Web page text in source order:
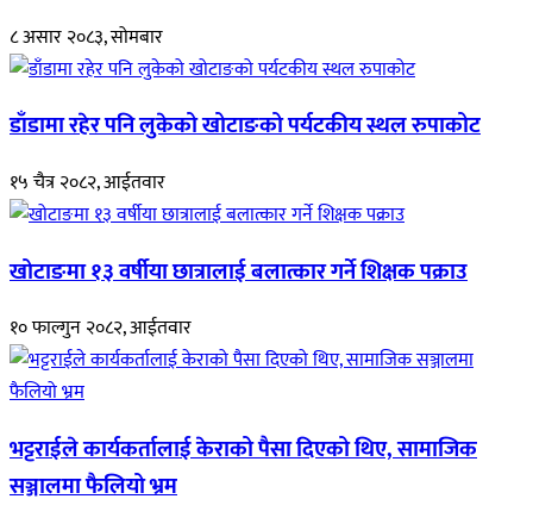
८ असार २०८३, सोमबार
डाँडामा रहेर पनि लुकेको खोटाङको पर्यटकीय स्थल रुपाकोट
१५ चैत्र २०८२, आईतवार
खोटाङमा १३ वर्षीया छात्रालाई बलात्कार गर्ने शिक्षक पक्राउ
१० फाल्गुन २०८२, आईतवार
भट्टराईले कार्यकर्तालाई केराको पैसा दिएको थिए, सामाजिक
सञ्जालमा फैलियो भ्रम